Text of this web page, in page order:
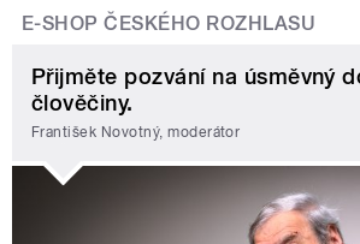
E-SHOP ČESKÉHO ROZHLASU
Přijměte pozvání na úsměvný
člověčiny.
František Novotný, moderátor